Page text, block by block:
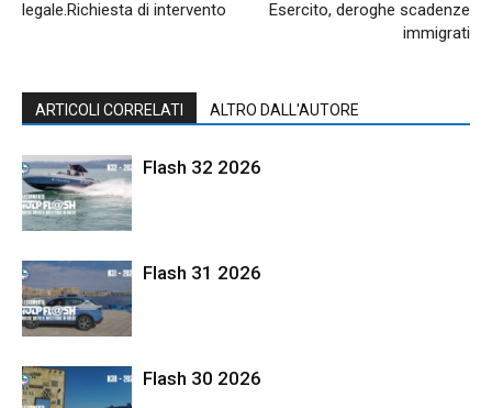
legale.Richiesta di intervento
Esercito, deroghe scadenze
immigrati
ARTICOLI CORRELATI ALTRO DALL'AUTORE
Flash 32 2026
Flash 31 2026
Flash 30 2026